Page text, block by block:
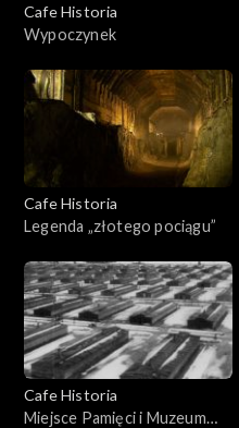
Cafe Historia
Wypoczynek
Cafe Historia
Legenda „złotego pociągu”
Cafe Historia
Miejsce Pamięci i Muzeum